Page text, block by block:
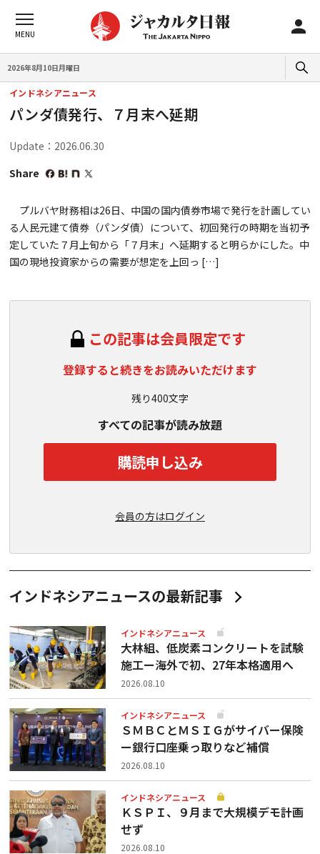
2026年8月10日月曜日
インドネシアニュース
パンダ債発行、７月末へ延期
Update：2026.06.30
Share
プルバヤ財務相は26日、中国の国内債券市場で発行を計画してい
る人民元建て債券（パンダ債）について、初回発行の時期を当初予
定していた７月上旬から「７月末」へ延期すると明らかにした。中
国の現地投資家からの需要が想定を上回っ […]
この記事は会員限定です
登録すると続きをお読みいただけます
残り400文字
すべての記事が読み放題
購読申し込み
会員の方はログイン
インドネシアニュースの最新記事
インドネシアニュース
大林組、低炭素コンクリートを試験
施工ー海外で初、27年本格適用へ
2026.08.10
インドネシアニュース
ＳＭＢＣとＭＳＩＧがサイバー保険
ー銀行口座乗っ取りなど補償
2026.08.10
インドネシアニュース
ＫＳＰＩ、９月まで大規模デモ計画
せず
2026.08.10